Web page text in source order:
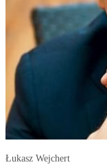
Łukasz Wejchert